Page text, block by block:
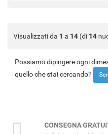
Visualizzati da 1 a 14 (di 14
Possiamo dipingere ogni
quello che stai cercando?
CONSEGNA